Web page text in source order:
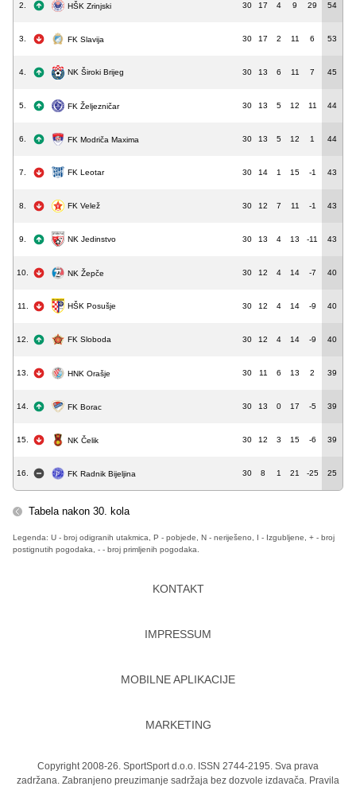
2. HŠK Zrinjski 30 17 4 9 29 54
3. FK Slavija 30 17 2 11 6 53
4. NK Široki Brijeg 30 13 6 11 7 45
5. FK Željezničar 30 13 5 12 11 44
6. FK Modriča Maxima 30 13 5 12 1 44
7. FK Leotar 30 14 1 15 -1 43
8. FK Velež 30 12 7 11 -1 43
9. NK Jedinstvo 30 13 4 13 -11 43
10. NK Žepče 30 12 4 14 -7 40
11. HŠK Posušje 30 12 4 14 -9 40
12. FK Sloboda 30 12 4 14 -9 40
13. HNK Orašje 30 11 6 13 2 39
14. FK Borac 30 13 0 17 -5 39
15. NK Čelik 30 12 3 15 -6 39
16. FK Radnik Bijeljina 30 8 1 21 -25 25
Tabela nakon 30. kola
Legenda: U - broj odigranih utakmica, P - pobjede, N - neriješeno, I - Izgubljene, + - broj
postignutih pogodaka, - - broj primljenih pogodaka.
KONTAKT
IMPRESSUM
MOBILNE APLIKACIJE
MARKETING
Copyright 2008-26. SportSport d.o.o. ISSN 2744-2195. Sva prava
zadržana. Zabranjeno preuzimanje sadržaja bez dozvole izdavača. Pravila